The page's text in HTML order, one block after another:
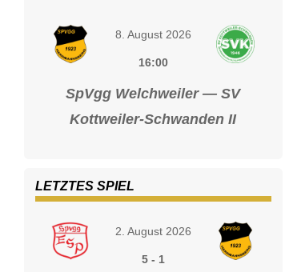
8. August 2026
16:00
SpVgg Welchweiler — SV
Kottweiler-Schwanden II
LETZTES SPIEL
2. August 2026
5- 1